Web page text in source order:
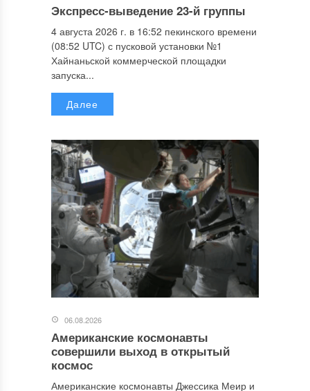
Экспресс-выведение 23-й группы
4 августа 2026 г. в 16:52 пекинского времени
(08:52 UTC) с пусковой установки №1
Хайнаньской коммерческой площадки
запуска...
Далее
06.08.2026
Американские космонавты
совершили выход в открытый
космос
Американские космонавты Джессика Меир и